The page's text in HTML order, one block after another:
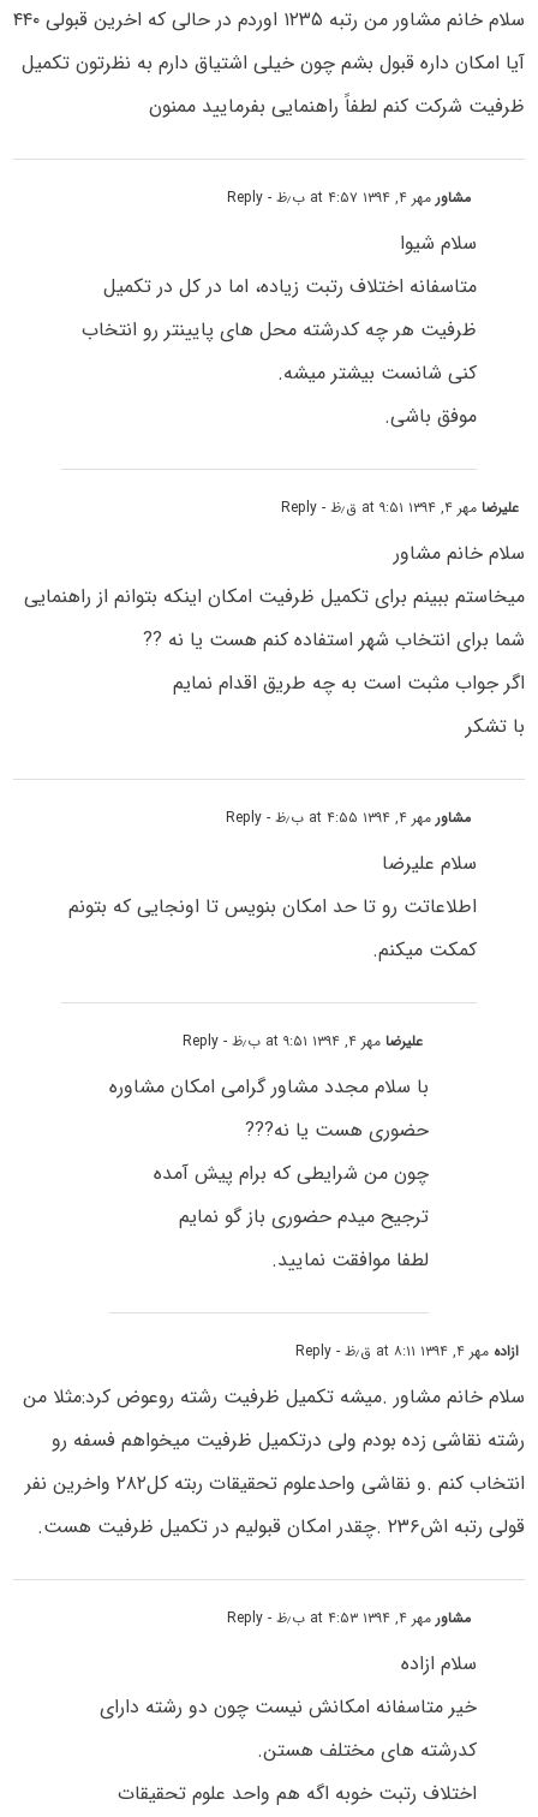
سلام خانم مشاور من رتبه ۱۲۳۵ اوردم در حالی که اخرین قبولی ۴۴۰
آیا امکان داره قبول بشم چون خیلی اشتیاق دارم به نظرتون تکمیل
ظرفیت شرکت کنم لطفاً راهنمایی بفرمایید ممنون
مشاور مهر ۴, ۱۳۹۴ at ۴:۵۷ ب٫ظ - Reply
سلام شیوا
متاسفانه اختلاف رتبت زیاده، اما در کل در تکمیل
ظرفیت هر چه کدرشته محل های پایینتر رو انتخاب
کنی شانست بیشتر میشه.
موفق باشی.
علیرضامهر ۴, ۱۳۹۴ at ۹:۵۱ ق٫ظ - Reply
سلام خانم مشاور
میخاستم ببینم برای تکمیل ظرفیت امکان اینکه بتوانم از راهنمایی
شما برای انتخاب شهر استفاده کنم هست یا نه ??
اگر جواب مثبت است به چه طریق اقدام نمایم
با تشکر
مشاور مهر ۴, ۱۳۹۴ at ۴:۵۵ ب٫ظ - Reply
سلام علیرضا
اطلاعاتت رو تا حد امکان بنویس تا اونجایی که بتونم
کمکت میکنم.
علیرضامهر ۴, ۱۳۹۴ at ۹:۵۱ ب٫ظ - Reply
با سلام مجدد مشاور گرامی امکان مشاوره
حضوری هست یا نه???
چون من شرایطی که برام پیش آمده
ترجیح میدم حضوری باز گو نمایم
لطفا موافقت نمایید.
ازاده مهر ۴, ۱۳۹۴ at ۸:۱۱ ق٫ظ - Reply
سلام خانم مشاور .میشه تکمیل ظرفیت رشته روعوض کرد:مثلا من
رشته نقاشی زده بودم ولی درتکمیل ظرفیت میخواهم فسفه رو
انتخاب کنم .و نقاشی واحدعلوم تحقیقات ربته کل۲۸۲ واخرین نفر
قولی رتبه اش۲۳۶ .چقدر امکان قبولیم در تکمیل ظرفیت هست.
مشاور مهر ۴, ۱۳۹۴ at ۴:۵۳ ب٫ظ - Reply
سلام ازاده
خیر متاسفانه امکانش نیست چون دو رشته دارای
کدرشته های مختلف هستن.
اختلاف رتبت خوبه اگه هم واحد علوم تحقیقات